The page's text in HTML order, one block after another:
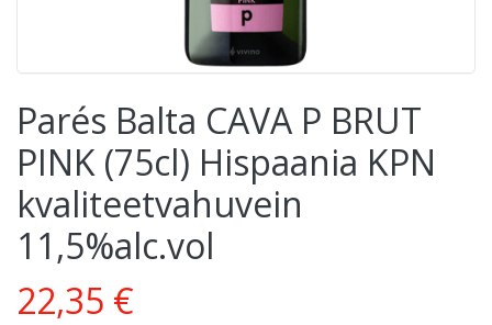
Parés Balta CAVA P BRUT
PINK (75cl) Hispaania KPN
kvaliteetvahuvein
11,5%alc.vol
22,35 €